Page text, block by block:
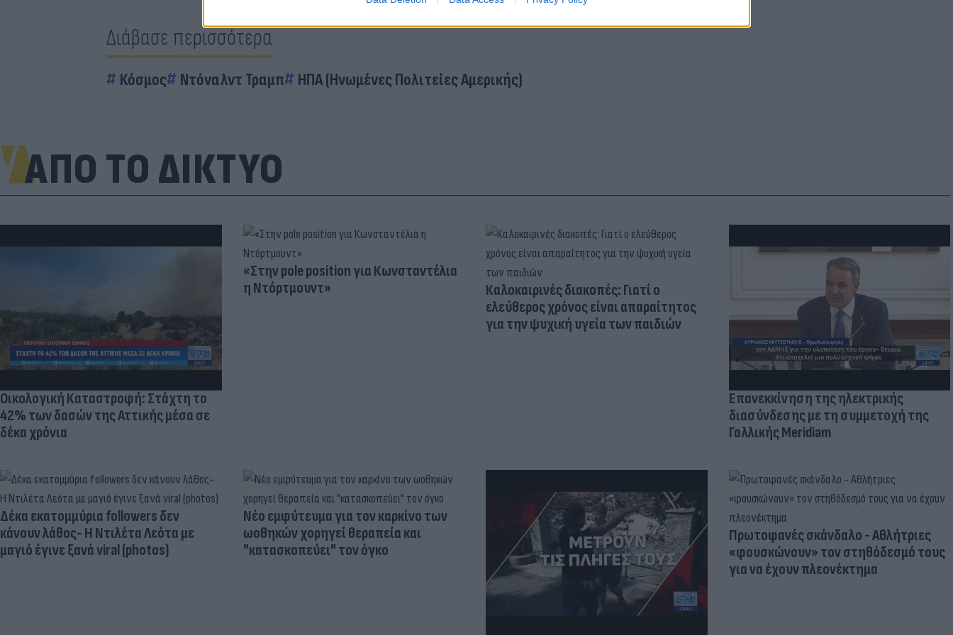
Διάβασε περισσότερα
Κόσμος Ντόναλντ Τραμπ ΗΠΑ (Ηνωμένες Πολιτείες Αμερικής)
ΑΠΟ ΤΟ ΔΙΚΤΥΟ
Οικολογική Καταστροφή: Στάχτη το
42% των δασών της Αττικής μέσα σε
δέκα χρόνια
«Στην pole position για Κωνσταντέλια
η Ντόρτμουντ»
Καλοκαιρινές διακοπές: Γιατί ο
ελεύθερος χρόνος είναι απαραίτητος
για την ψυχική υγεία των παιδιών
Επανεκκίνηση της ηλεκτρικής
διασύνδεσης με τη συμμετοχή της
Γαλλικής Meridiam
Δέκα εκατομμύρια followers δεν
κάνουν λάθος- Η Ντιλέτα Λεότα με
μαγιό έγινε ξανά viral (photos)
Νέο εμφύτευμα για τον καρκίνο των
ωοθηκών χορηγεί θεραπεία και
"κατασκοπεύει" τον όγκο
Πρωτοφανές σκάνδαλο - Aθλήτριες
«φουσκώνουν» τον στηθόδεσμό τους
για να έχουν πλεονέκτημα